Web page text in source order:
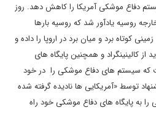
دفاع موشکی آمریکا را کاهش دهد. روز
روسیه یادآور شد که روسیه بارها
کوتاه برد و میان برد در اروپا را داده و
کالینینگراد و همچنین پایگاه های
که سیستم های دفاع موشکی را در خود
توسط «آمریکایی ها نادیده گرفته شده
به پایگاه های دفاع موشکی خود راه